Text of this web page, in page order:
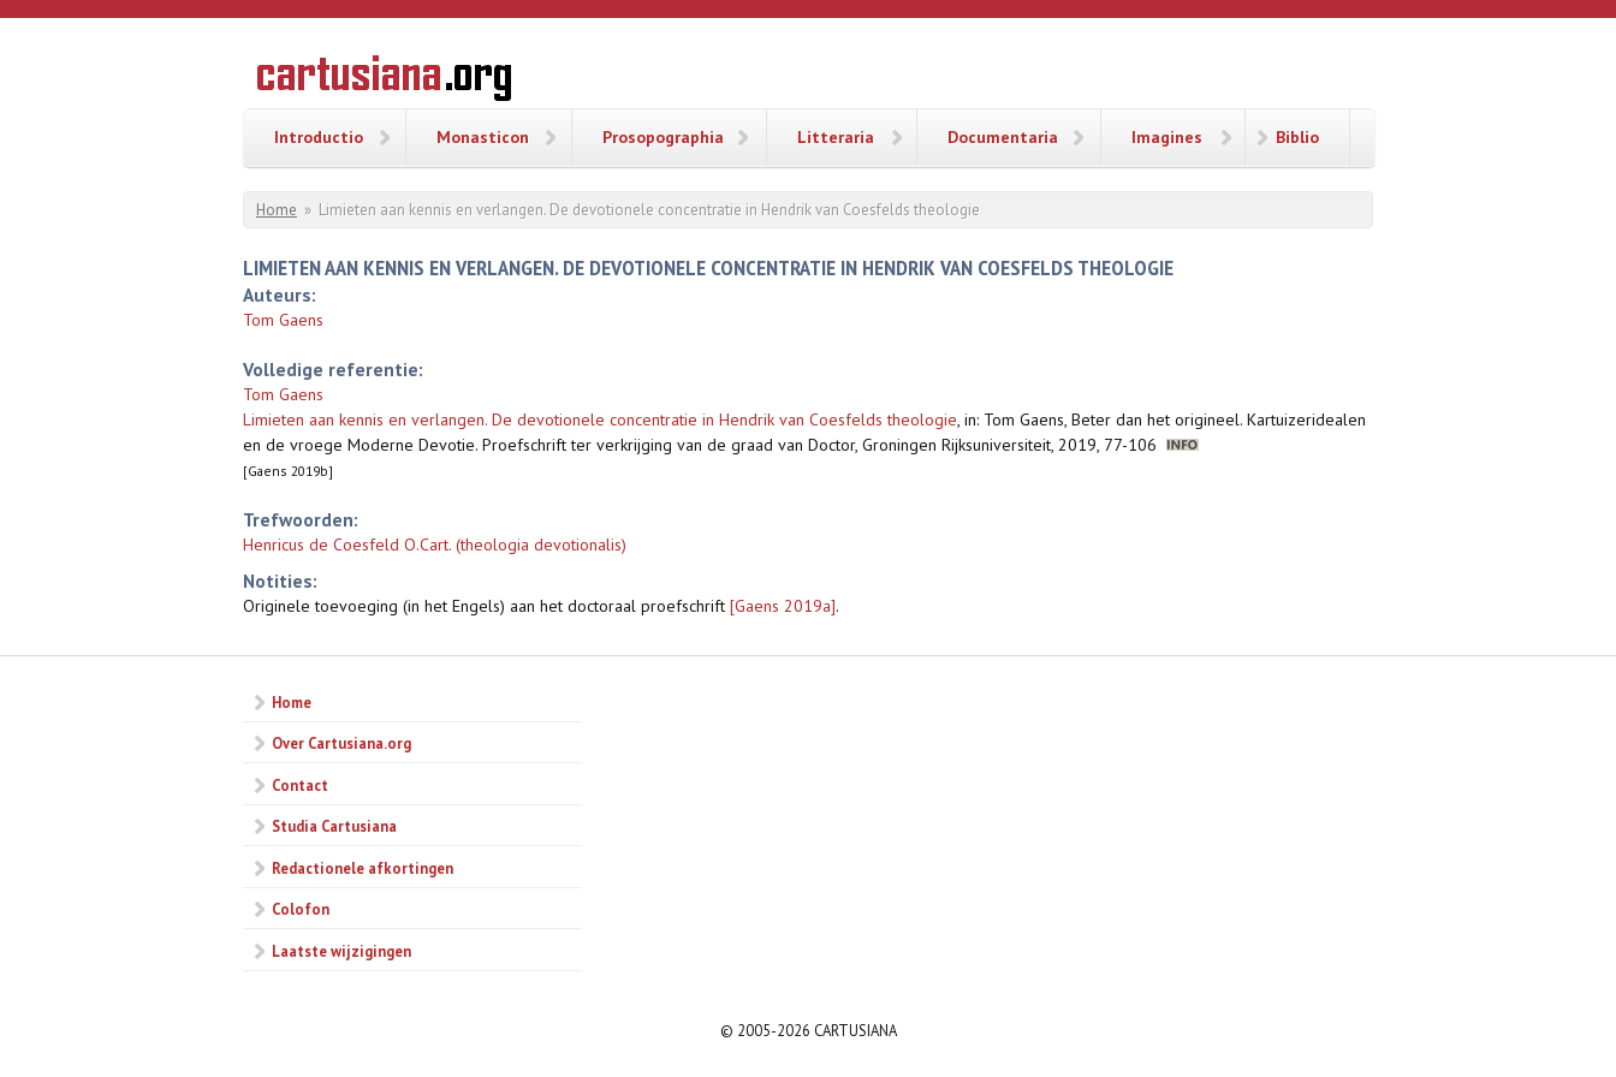
Overslaan en naar de inhoud gaan
CARTUSIANA
Geschiedenis
van de
Introductio Monasticon Prosopographia Litteraria Documentaria Imagines Biblio
U bent hier
Home » Limieten aan kennis en verlangen. De devotionele concentratie in Hendrik van Coesfelds theologie
LIMIETEN AAN KENNIS EN VERLANGEN. DE DEVOTIONELE CONCENTRATIE IN HENDRIK VAN COESFELDS THEOLOGIE
Auteurs:
Tom Gaens
Volledige referentie:
Tom Gaens
Limieten aan kennis en verlangen. De devotionele concentratie in Hendrik van Coesfelds theologie, in: Tom Gaens, Beter dan het origineel. Kartuizeridealen
en de vroege Moderne Devotie. Proefschrift ter verkrijging van de graad van Doctor, Groningen Rijksuniversiteit, 2019, 77-106
[Gaens 2019b]
Trefwoorden:
Henricus de Coesfeld O.Cart. (theologia devotionalis)
Notities:
Originele toevoeging (in het Engels) aan het doctoraal proefschrift [Gaens 2019a].
Home
Over Cartusiana.org
Contact
Studia Cartusiana
Redactionele afkortingen
Colofon
Laatste wijzigingen
© 2005-2026 CARTUSIANA